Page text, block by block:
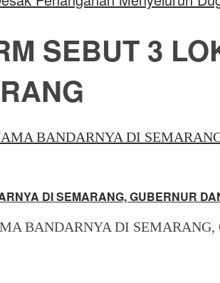
SEBUT 3
DI SEMARANG, GUBERNUR
BANDARNYA DI